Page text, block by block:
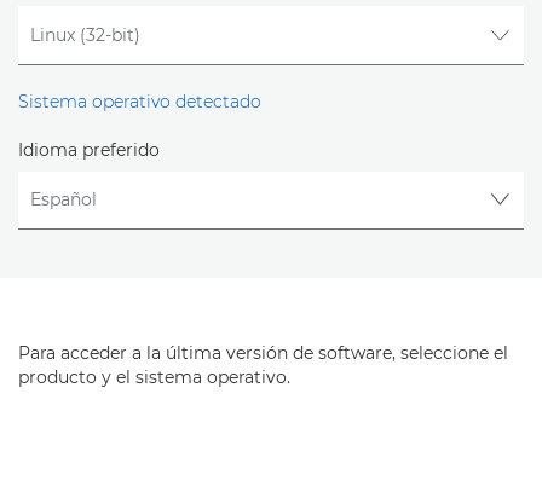
Sistema operativo detectado
Idioma preferido
Para acceder a la última versión de software, seleccione el
producto y el sistema operativo.